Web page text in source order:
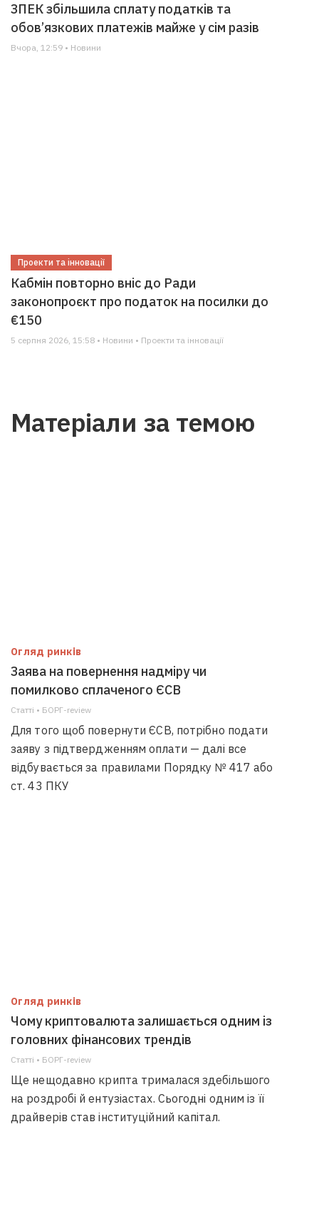
ЗПЕК збільшила сплату податків та
обов’язкових платежів майже у сім разів
Вчора, 12:59 • Новини
Проекти та інновації
Кабмін повторно вніс до Ради
законопроєкт про податок на посилки до
€150
5 серпня 2026, 15:58 • Новини • Проекти та інновації
Матеріали за темою
Огляд ринків
Заява на повернення надміру чи
помилково сплаченого ЄСВ
Статті • БОРГ-review
Для того щоб повернути ЄСВ, потрібно подати
заяву з підтвердженням оплати — далі все
відбувається за правилами Порядку № 417 або
ст. 43 ПКУ
Огляд ринків
Чому криптовалюта залишається одним із
головних фінансових трендів
Статті • БОРГ-review
Ще нещодавно крипта трималася здебільшого
на роздробі й ентузіастах. Сьогодні одним із її
драйверів став інституційний капітал.